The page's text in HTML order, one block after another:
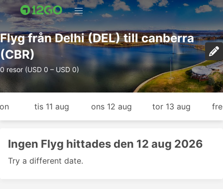
Flyg från Delhi (DEL) till canberra
(CBR)
0 resor (USD 0 – USD 0)
tis 11 aug ons 12 aug tor 13 aug
Ingen Flyg hittades den 12 aug 2026
Try a different date.